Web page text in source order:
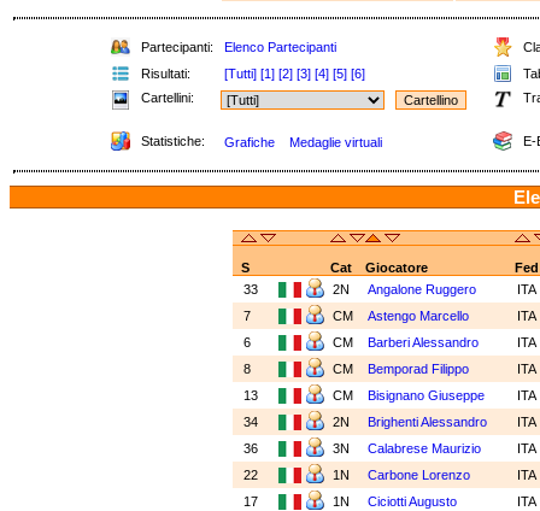
Partecipanti: Elenco Partecipanti
Risultati:
[Tutti] [1] [2] [3] [4] [5] [6]
Cartellini:
Statistiche: Grafiche Medaglie virtuali E-
S Cat Giocatore
Fed
33
2N Angalone Ruggero
ITA
7
CM Astengo Marcello
ITA
6
CM Barberi Alessandro
ITA
8
CM Bemporad Filippo
ITA
13
CM Bisignano Giuseppe
ITA
34
2N Brighenti Alessandro
ITA
36
3N Calabrese Maurizio
ITA
22
1N Carbone Lorenzo
ITA
17
1N Ciciotti Augusto
ITA